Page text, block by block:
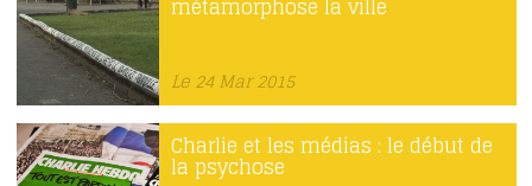
métamorphose la ville
Le 24 Mar 2015
Charlie et les médias : le début de
la psychose